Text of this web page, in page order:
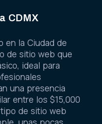
CDMX
en la Ciudad de
de sitio web que
ideal para
una presencia
entre los $15,000
de sitio web